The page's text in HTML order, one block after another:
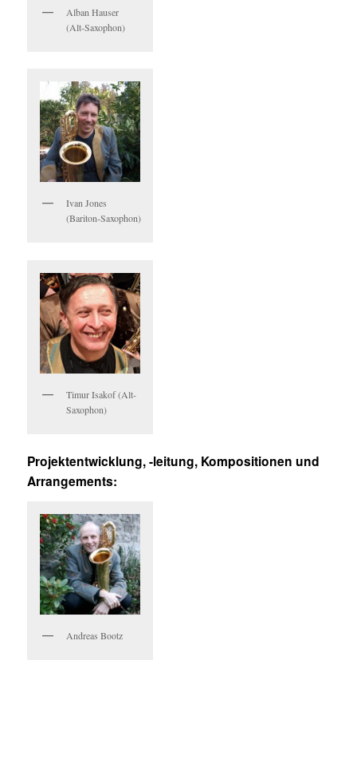
Alban Hauser
(Alt-Saxophon)
Ivan Jones
(Bariton-Saxophon)
Timur Isakof (Alt-
Saxophon)
Projektentwicklung, -leitung, Kompositionen und
Arrangements:
Andreas Bootz